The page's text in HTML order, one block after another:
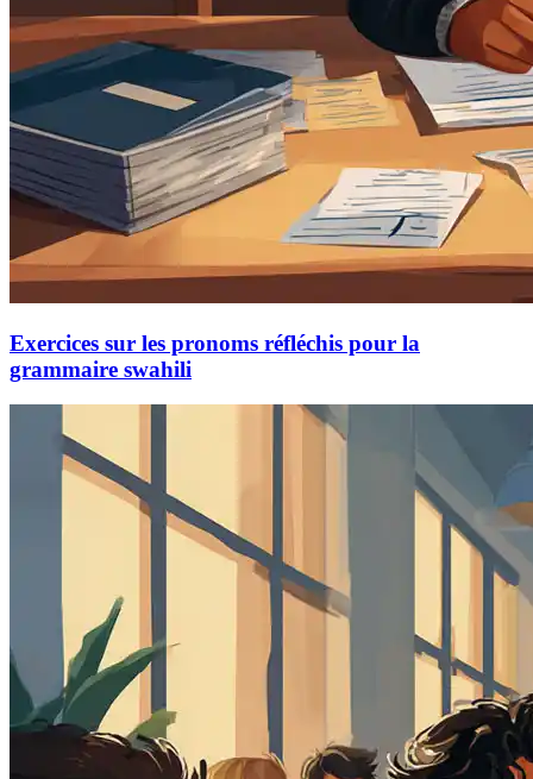
Exercices sur les pronoms réfléchis pour la
grammaire swahili